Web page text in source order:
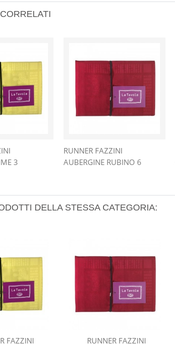
3
RUNNER FAZZINI
AUBERGINE RUBINO 6
DELLA STESSA CATEGORIA:
FAZZINI RUNNER FAZZINI